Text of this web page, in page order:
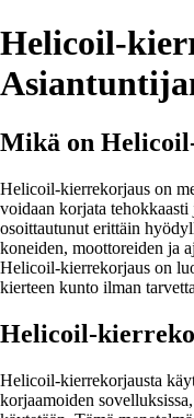
Helicoil-
Mikä on
Helicoil-kierrekorjaus on
voidaan korjata
osoittautunut erittäin
koneiden, moottoreiden ja
Helicoil-kierrekorjaus on
kierteen kunto ilman
Helicoil-
Helicoil-kierrekorjausta
korjaamoiden